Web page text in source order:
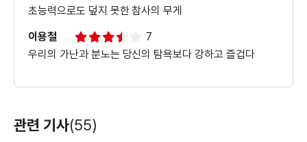
초능력으로도 덮지 못한 참사의 무게
이용철
7
우리의 가난과 분노는 당신의 탐욕보다 강하고 즐겁다
관련 기사(55)